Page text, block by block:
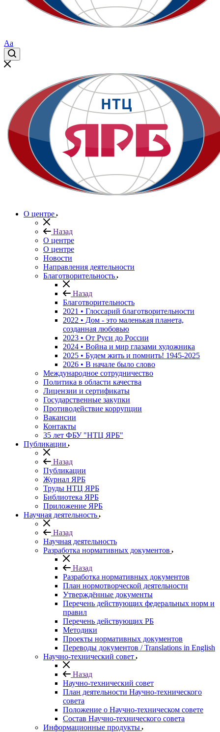
Aa
О центре
Назад
О центре
О центре
Новости
Направления деятельности
Благотворительность
Назад
Благотворительность
2021 • Глоссарий благотворительности
2022 • Дом - это маленькая планета,
созданная любовью
2023 • От Руси до России
2024 • Война и мир глазами художника
2025 • Будем жить и помнить! 1945-2025
2026 • В начале было слово
Международное сотрудничество
Политика в области качества
Лицензии и сертификаты
Государственные закупки
Противодействие коррупции
Вакансии
Контакты
35 лет ФБУ "НТЦ ЯРБ"
Публикации
Назад
Публикации
Журнал ЯРБ
Труды НТЦ ЯРБ
Библиотека ЯРБ
Приложение ЯРБ
Научная деятельность
Назад
Научная деятельность
Разработка нормативных документов
Назад
Разработка нормативных документов
План нормотворческой деятельности
Утверждённые документы
Перечень действующих федеральных норм и
правил
Перечень действующих РБ
Методики
Проекты нормативных документов
Переводы документов / Translations in English
Научно-технический совет
Назад
Научно-технический совет
План деятельности Научно-технического
совета
Положение о Научно-техническом совете
Состав Научно-технического совета
Информационные продукты